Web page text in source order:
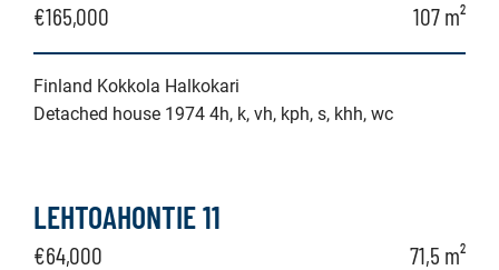
€165,000 107 m²
Finland Kokkola Halkokari
Detached house 1974 4h, k, vh, kph, s, khh, wc
LEHTOAHONTIE 11
€64,000 71,5 m²